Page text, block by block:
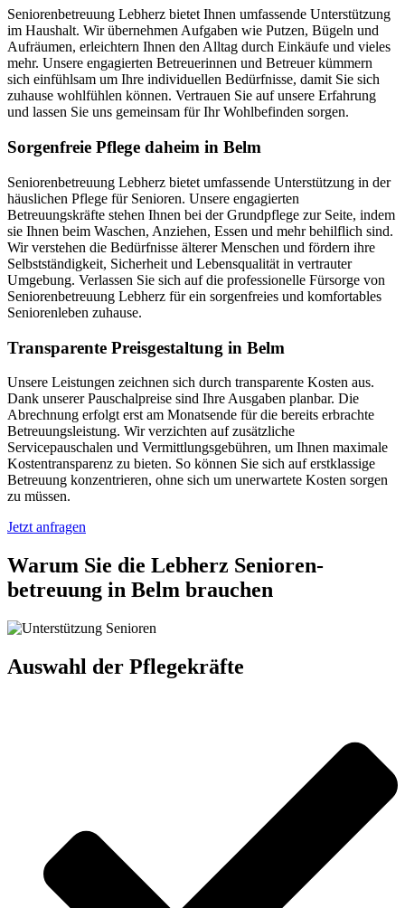
Seniorenbetreuung Lebherz bietet Ihnen umfassende Unterstützung
im Haushalt. Wir übernehmen Aufgaben wie Putzen, Bügeln und
Aufräumen, erleichtern Ihnen den Alltag durch Einkäufe und vieles
mehr. Unsere engagierten Betreuerinnen und Betreuer kümmern
sich einfühlsam um Ihre individuellen Bedürfnisse, damit Sie sich
zuhause wohlfühlen können. Vertrauen Sie auf unsere Erfahrung
und lassen Sie uns gemeinsam für Ihr Wohlbefinden sorgen.
Sorgenfreie Pflege daheim in Belm
Seniorenbetreuung Lebherz bietet umfassende Unterstützung in der
häuslichen Pflege für Senioren. Unsere engagierten
Betreuungskräfte stehen Ihnen bei der Grundpflege zur Seite, indem
sie Ihnen beim Waschen, Anziehen, Essen und mehr behilflich sind.
Wir verstehen die Bedürfnisse älterer Menschen und fördern ihre
Selbstständigkeit, Sicherheit und Lebensqualität in vertrauter
Umgebung. Verlassen Sie sich auf die professionelle Fürsorge von
Seniorenbetreuung Lebherz für ein sorgenfreies und komfortables
Seniorenleben zuhause.
Transparente Preisgestaltung in Belm
Unsere Leistungen zeichnen sich durch transparente Kosten aus.
Dank unserer Pauschalpreise sind Ihre Ausgaben planbar. Die
Abrechnung erfolgt erst am Monatsende für die bereits erbrachte
Betreuungsleistung. Wir verzichten auf zusätzliche
Servicepauschalen und Vermittlungsgebühren, um Ihnen maximale
Kostentransparenz zu bieten. So können Sie sich auf erstklassige
Betreuung konzentrieren, ohne sich um unerwartete Kosten sorgen
zu müssen.
Jetzt anfragen
Warum Sie die Lebherz Senioren­
betreuung in Belm brauchen
Auswahl der Pflegekräfte